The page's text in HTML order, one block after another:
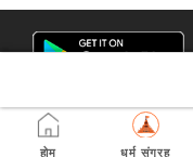
होम धर्म संग्रह